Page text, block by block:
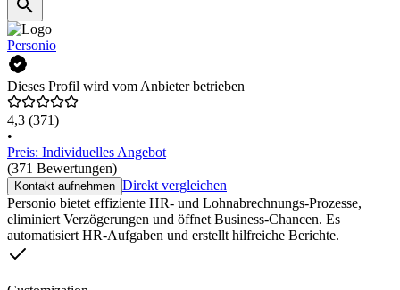
Personio
Dieses Profil wird vom Anbieter betrieben
4,3 (371)
•
Preis: Individuelles Angebot
(371 Bewertungen)
Kontakt aufnehmen Direkt vergleichen
Personio bietet effiziente HR- und Lohnabrechnungs-Prozesse,
eliminiert Verzögerungen und öffnet Business-Chancen. Es
automatisiert HR-Aufgaben und erstellt hilfreiche Berichte.